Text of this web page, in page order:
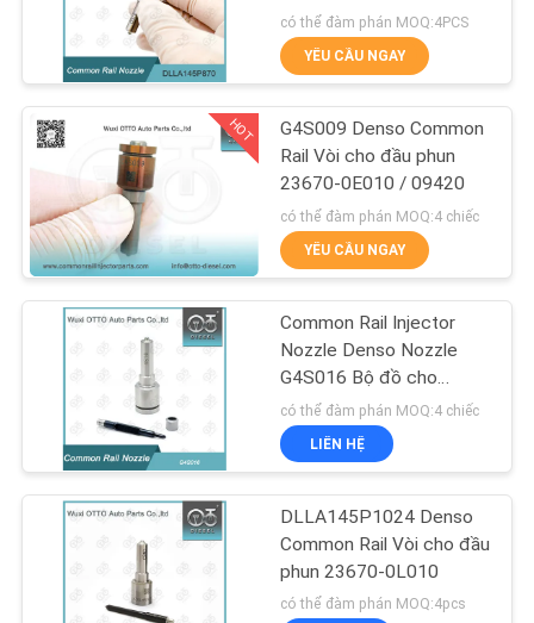
CHÚNG
TÔI
CHUYẾN
THAM
QUAN
NHÀ
SOÁT
CHẤT
Vòi phun Delphi
Common Rail
86
Vòi phun Bosch
Piezo
28
1465A041
có thể đàm phán MOQ:4PCS
YÊU CẦU NGAY
HOT
G4S009 Denso Common
Rail Vòi cho đầu phun
23670-0E010 / 09420
có thể đàm phán MOQ:4 chiếc
YÊU CẦU NGAY
Common Rail Injector
Nozzle Denso Nozzle
G4S016 Bộ đồ cho
KUBOTA
có thể đàm phán MOQ:4 chiếc
LIÊN HỆ
DLLA145P1024 Denso
Common Rail Vòi cho đầu
phun 23670-0L010
có thể đàm phán MOQ:4pcs